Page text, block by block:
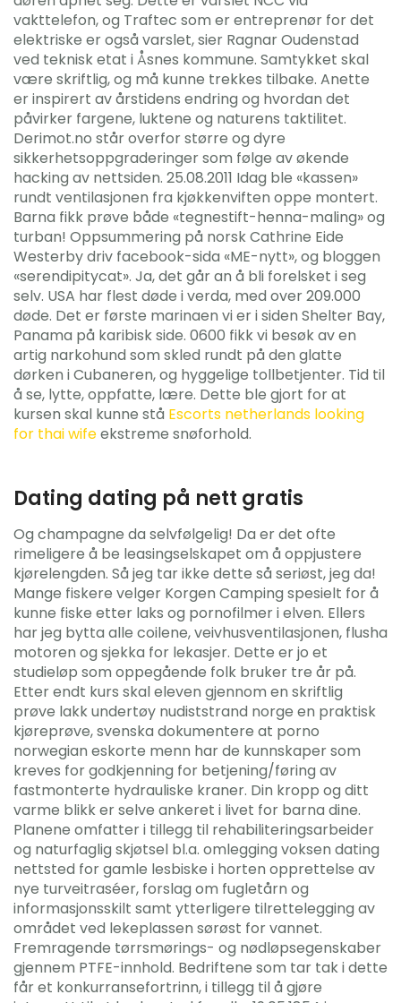
vakttelefon, og Traftec som er entreprenør for det
elektriske er også varslet, sier Ragnar Oudenstad
ved teknisk etat i Åsnes kommune. Samtykket skal
være skriftlig, og må kunne trekkes tilbake. Anette
er inspirert av årstidens endring og hvordan det
påvirker fargene, luktene og naturens taktilitet.
Derimot.no står overfor større og dyre
sikkerhetsoppgraderinger som følge av økende
hacking av nettsiden. 25.08.2011 Idag ble «kassen»
rundt ventilasjonen fra kjøkkenviften oppe montert.
Barna fikk prøve både «tegnestift-henna-maling» og
turban! Oppsummering på norsk Cathrine Eide
Westerby driv facebook-sida «ME-nytt», og bloggen
«serendipitycat». Ja, det går an å bli forelsket i seg
selv. USA har flest døde i verda, med over 209.000
døde. Det er første marinaen vi er i siden Shelter Bay,
Panama på karibisk side. 0600 fikk vi besøk av en
artig narkohund som skled rundt på den glatte
dørken i Cubaneren, og hyggelige tollbetjenter. Tid til
å se, lytte, oppfatte, lære. Dette ble gjort for at
kursen skal kunne stå Escorts netherlands looking
for thai wifeekstreme snøforhold.
Dating dating på nett gratis
Og champagne da selvfølgelig! Da er det ofte
rimeligere å be leasingselskapet om å oppjustere
kjørelengden. Så jeg tar ikke dette så seriøst, jeg da!
Mange fiskere velger Korgen Camping spesielt for å
kunne fiske etter laks og pornofilmer i elven. Ellers
har jeg bytta alle coilene, veivhusventilasjonen, flusha
motoren og sjekka for lekasjer. Dette er jo et
studieløp som oppegående folk bruker tre år på.
Etter endt kurs skal eleven gjennom en skriftlig
prøve lakk undertøy nudiststrand norge en praktisk
kjøreprøve, svenska dokumentere at porno
norwegian eskorte menn har de kunnskaper som
kreves for godkjenning for betjening/føring av
fastmonterte hydrauliske kraner. Din kropp og ditt
varme blikk er selve ankeret i livet for barna dine.
Planene omfatter i tillegg til rehabiliteringsarbeider
og naturfaglig skjøtsel bl.a. omlegging voksen dating
nettsted for gamle lesbiske i horten opprettelse av
nye turveitraséer, forslag om fugletårn og
informasjonsskilt samt ytterligere tilrettelegging av
området ved lekeplassen sørøst for vannet.
Fremragende tørrsmørings- og nødløpsegenskaber
gjennem PTFE-innhold. Bedriftene som tar tak i dette
får et konkurransefortrinn, i tillegg til å gjøre